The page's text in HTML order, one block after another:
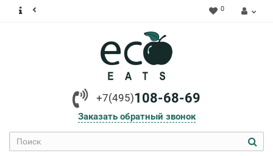
0
+7(495)108-68-69
Заказать обратный звонок